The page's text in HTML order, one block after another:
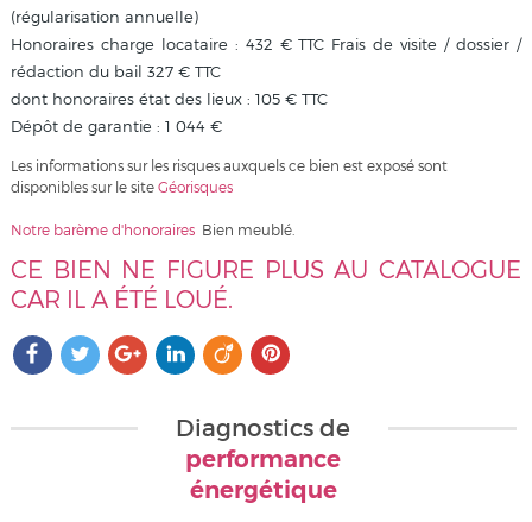
(régularisation annuelle)
Honoraires charge locataire : 432 € TTC Frais de visite / dossier /
rédaction du bail 327 € TTC
dont honoraires état des lieux : 105 € TTC
Dépôt de garantie : 1 044 €
Les informations sur les risques auxquels ce bien est exposé sont
disponibles sur le site Géorisques
Notre barème d'honoraires Bien meublé.
CE BIEN NE FIGURE PLUS AU CATALOGUE
CAR IL A ÉTÉ LOUÉ.
Diagnostics de
performance
énergétique